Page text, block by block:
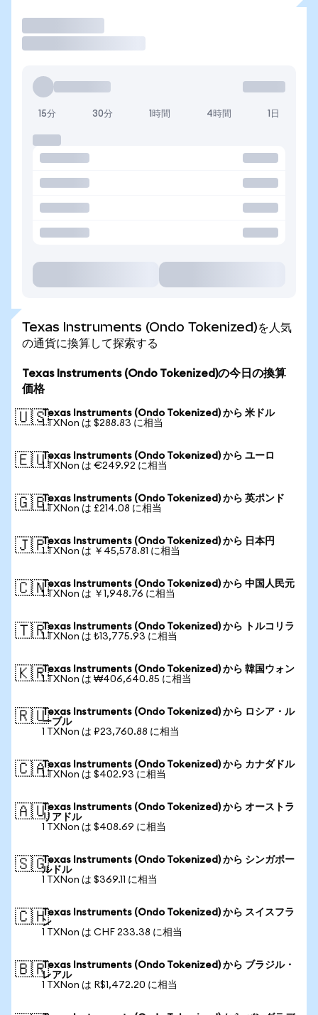
15分 30分 1時間 4時間 1日
Texas Instruments (Ondo Tokenized)を人気
の通貨に換算して探索する
Texas Instruments (Ondo Tokenized)の今日の換算
価格
🇺🇸Texas Instruments (Ondo Tokenized) から 米ドル
1 TXNon は $288.83 に相当
🇪🇺Texas Instruments (Ondo Tokenized) から ユーロ
1 TXNon は €249.92 に相当
🇬🇧Texas Instruments (Ondo Tokenized) から 英ポンド
1 TXNon は £214.08 に相当
🇯🇵Texas Instruments (Ondo Tokenized) から 日本円
1 TXNon は ￥45,578.81 に相当
🇨🇳Texas Instruments (Ondo Tokenized) から 中国人民元
1 TXNon は ￥1,948.76 に相当
🇹🇷Texas Instruments (Ondo Tokenized) から トルコリラ
1 TXNon は ₺13,775.93 に相当
🇰🇷Texas Instruments (Ondo Tokenized) から 韓国ウォン
1 TXNon は ₩406,640.85 に相当
🇷🇺Texas Instruments (Ondo Tokenized) から ロシア・ル
ーブル
1 TXNon は ₽23,760.88 に相当
🇨🇦Texas Instruments (Ondo Tokenized) から カナダドル
1 TXNon は $402.93 に相当
🇦🇺Texas Instruments (Ondo Tokenized) から オーストラ
リアドル
1 TXNon は $408.69 に相当
🇸🇬Texas Instruments (Ondo Tokenized) から シンガポー
ルドル
1 TXNon は $369.11 に相当
🇨🇭Texas Instruments (Ondo Tokenized) から スイスフラ
ン
1 TXNon は CHF 233.38 に相当
🇧🇷Texas Instruments (Ondo Tokenized) から ブラジル・
レアル
1 TXNon は R$1,472.20 に相当